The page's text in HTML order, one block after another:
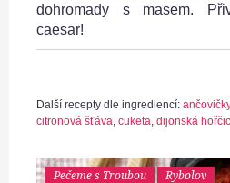
dohromady s masem.
caesar!
Další recepty dle ingrediencí: ančovičky
citronová šťáva cuketa dijonská
Pečeme s Troubou Rybolov